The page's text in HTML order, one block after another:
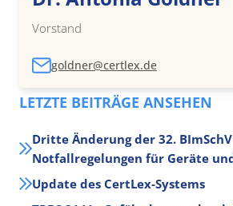
Vorstand
goldner@certlex.de
LETZTE BEITRÄGE ANSEHEN
Dritte Änderung der 32.
Notfallregelungen für Geräte
Update des CertLex-Systems